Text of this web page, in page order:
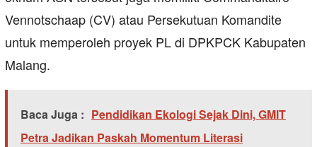
Vennotschaap (CV) atau Persekutuan Komandite
untuk memperoleh proyek PL di DPKPCK Kabupaten
Malang.
Baca Juga : Pendidikan Ekologi Sejak Dini, GMIT
Petra Jadikan Paskah Momentum Literasi